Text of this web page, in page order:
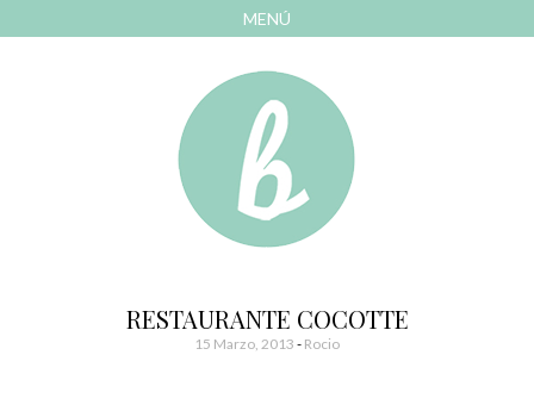
MENÚ
Bonitismos
RESTAURANTE COCOTTE
15 Marzo, 2013 - Rocio